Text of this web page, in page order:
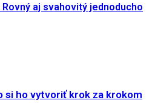
aj svahovitý jednoducho
si ho vytvoriť krok za krokom